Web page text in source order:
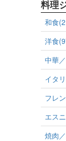
料理
和食
洋食
中華
イタ
フレ
エス
焼肉